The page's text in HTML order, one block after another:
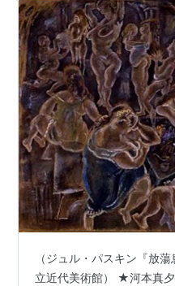
（ジュル・パスキン『放
立近代美術館） ★河本真